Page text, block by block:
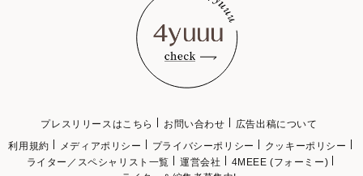
プレスリリースはこちら お問い合わせ
広告出稿について
利用規約
メディアポリシー プライバシーポリシー
クッキーポリシー
ライター／スペシャリスト一覧
運営会社
4MEEE (フォーミー)